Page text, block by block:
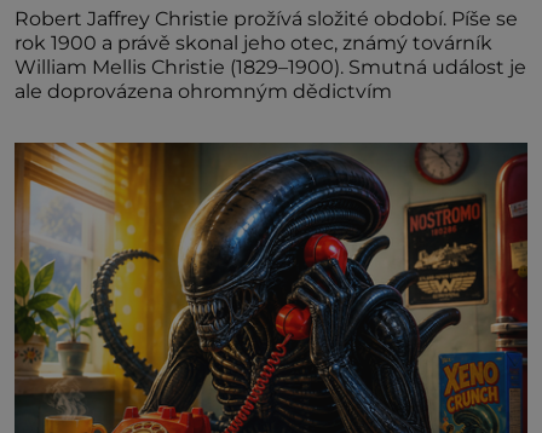
Robert Jaffrey Christie prožívá složité období. Píše se
rok 1900 a právě skonal jeho otec, známý továrník
William Mellis Christie (1829–1900). Smutná událost je
ale doprovázena ohromným dědictvím